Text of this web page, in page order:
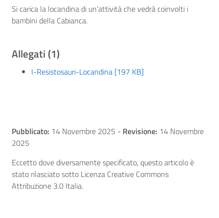
Si carica la locandina di un’attività che vedrà coinvolti i
bambini della Cabianca.
Allegati (1)
I-Resistosauri-Locandina [197 KB]
Pubblicato: 14 Novembre 2025 - Revisione: 14 Novembre
2025
Eccetto dove diversamente specificato, questo articolo è
stato rilasciato sotto Licenza Creative Commons
Attribuzione 3.0 Italia.